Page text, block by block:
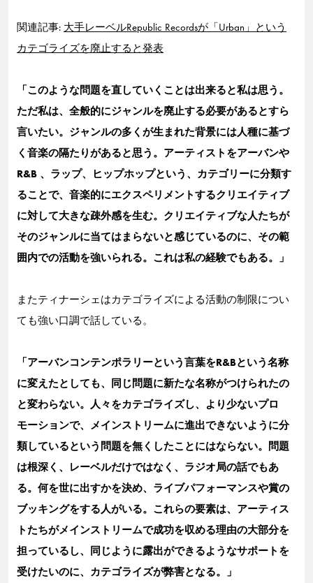
関連記事: 大手レーベルRepublic Recordsが「Urban」という
カテゴライズを廃止すると発表
「このような問題を直していくことは出来ると私は思う。
ただ私は、全般的にジャンルを廃止する必要があるとすら
言いたい。ジャンルの多くが生まれた背景には人種に基づ
く音楽の隔たりがあると思う。アーティストをアーバンや
R&B 、ラップ、ヒップホップという、カテゴリーに分類す
ることで、音楽的にエクスペリメントするクリエイティブ
に対して大きな疎外感を生む。クリエイティブな人たちが
そのジャンルに当てはまらないと感じているのに、その範
囲内での活動を強いられる。これは私の経験でもある。」
またティナーシェはカテゴライズによる活動の制限につい
ても強い口調で話している。
「アーバンコンテンポラリーという言葉をR&Bという名称
に変えたとしても、同じ問題に新たな名称がつけられたの
と変わらない。人々をカテゴライズし、より少ないプロ
モーションで、メインストリームに進出できないように分
類しているという問題を無くしたことにはならない。問題
は根深く、レーベルだけではなく、ラジオ局の話でもあ
る。何を世に出すかを決め、ライブパフォーマンスや賞の
ブッキングをする人がいる。これらの要素は、アーティス
トたちがメインストリームで成功を収める理由の大部分を
担っているし、同じように露出ができるようなサポートを
受けたいのに、カテゴライズが弊害となる。」